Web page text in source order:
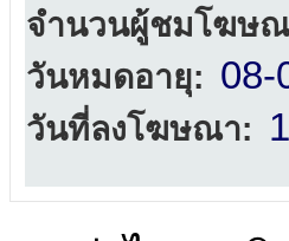
จำนวนผู้ชมโฆษ
วันหมดอายุ: 08-
วันที่ลงโฆษณา: